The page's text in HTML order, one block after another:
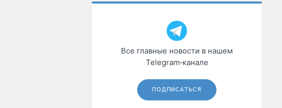
Все главные новости в нашем
Telegram‑канале
ПОДПИСАТЬСЯ